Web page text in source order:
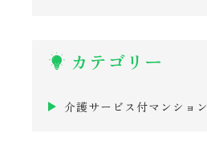
カテゴリー
介護サービス付マンション